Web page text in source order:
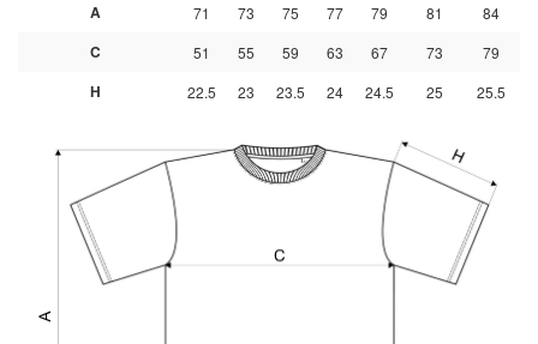
A
71 73 75 77 79 81 84
C 51 55 59 63 67 73 79
H 22.5 23 23.5 24 24.5 25 25.5